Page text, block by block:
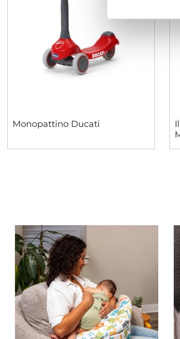
Monopattino Ducati